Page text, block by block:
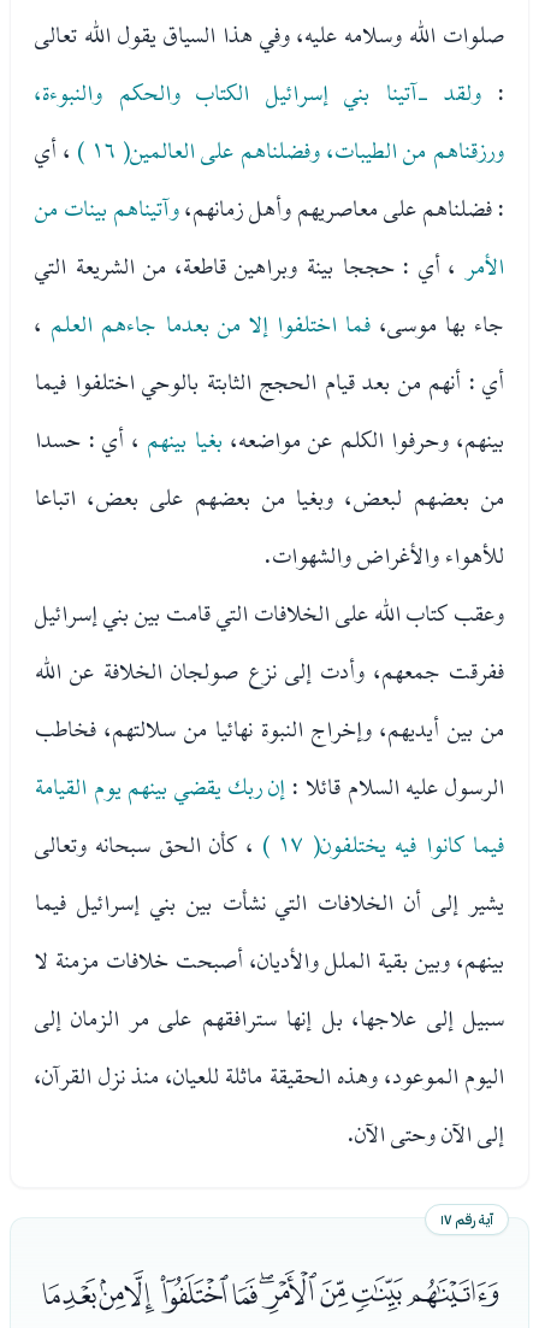
صلوات الله وسلامه عليه، وفي هذا السياق يقول الله تعالى
: ولقد -آتينا بني إسرائيل الكتاب والحكم والنبوءة،
ورزقناهم من الطيبات، وفضلناهم على العالمين( ١٦ )
، أي
: فضلناهم على معاصريهم وأهل زمانهم،وآتيناهم بينات من
الأمر ، أي : حججا بينة وبراهين قاطعة، من الشريعة التي
جاء بها موسى، فما اختلفوا إلا من بعدما جاءهم العلم ،
أي : أنهم من بعد قيام الحجج الثابتة بالوحي اختلفوا فيما
بينهم، وحرفوا الكلم عن مواضعه، بغيا بينهم ، أي : حسدا
من بعضهم لبعض، وبغيا من بعضهم على بعض، اتباعا
للأهواء والأغراض والشهوات.
وعقب كتاب الله على الخلافات التي قامت بين بني إسرائيل
ففرقت جمعهم، وأدت إلى نزع صولجان الخلافة عن الله
من بين أيديهم، وإخراج النبوة نهائيا من سلالتهم، فخاطب
الرسول عليه السلام قائلا :إن ربك يقضي بينهم يوم القيامة
فيما كانوا فيه يختلفون( ١٧ )
، كأن الحق سبحانه وتعالى
يشير إلى أن الخلافات التي نشأت بين بني إسرائيل فيما
بينهم، وبين بقية الملل والأديان، أصبحت خلافات مزمنة لا
سبيل إلى علاجها، بل إنها سترافقهم على مر الزمان إلى
اليوم الموعود، وهذه الحقيقة ماثلة للعيان، منذ نزل القرآن،
إلى الآن وحتى الآن.
آية رقم ١٧
ﭼﭽﭾﭿﮀﮁﮂﮃﮄﮅﮆ